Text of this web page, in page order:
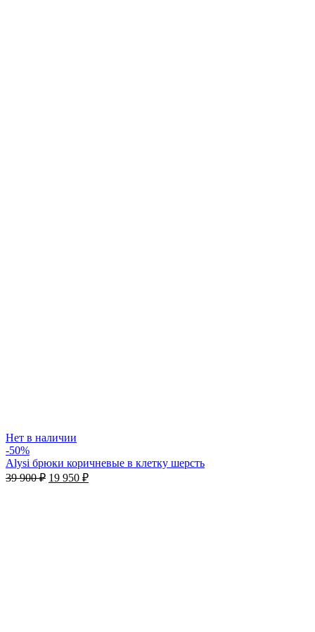
Нет в наличии
-50%
Alysi брюки коричневые в клетку шерсть
39 900₽ 19 950 ₽